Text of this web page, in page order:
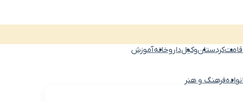
کردستانوکیلداروخانهآموزش
فرهنگ و هنر